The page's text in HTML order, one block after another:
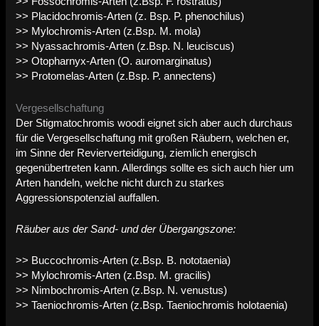
>> Placidochromis-Arten (z. Bsp. P. phenochilus)
>> Mylochromis-Arten (z.Bsp. M. mola)
>> Nyassachromis-Arten (z.Bsp. N. leuciscus)
>> Otopharnyx-Arten (O. auromarginatus)
>> Protomelas-Arten (z.Bsp. P. annectens)
Vergesellschaftung
Der Stigmatochromis woodi eignet sich aber auch durchaus
für die Vergesellschaftung mit großen Räubern, welchen er,
im Sinne der Revierverteidigung, ziemlich energisch
gegenübertreten kann. Allerdings sollte es sich auch hier um
Arten handeln, welche nicht durch zu starkes
Aggressionspotenzial auffallen.
Räuber aus der Sand- und der Übergangszone:
>> Buccochromis-Arten (z.Bsp. B. nototaenia)
>> Mylochromis-Arten (z.Bsp. M. gracilis)
>> Nimbochromis-Arten (z.Bsp. N. venustus)
>> Taeniochromis-Arten (z.Bsp. Taeniochromis holotaenia)